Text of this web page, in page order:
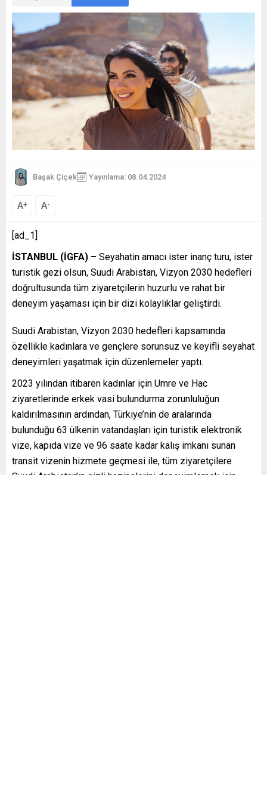
Başak Çiçek Yayınlama: 08.04.2024
A+ A-
[ad_1]
İSTANBUL (İGFA) – Seyahatin amacı ister inanç turu, ister
turistik gezi olsun, Suudi Arabistan, Vizyon 2030 hedefleri
doğrultusunda tüm ziyaretçilerin huzurlu ve rahat bir
deneyim yaşaması için bir dizi kolaylıklar geliştirdi.
Suudi Arabistan, Vizyon 2030 hedefleri kapsamında
özellikle kadınlara ve gençlere sorunsuz ve keyifli seyahat
deneyimleri yaşatmak için düzenlemeler yaptı.
2023 yılından itibaren kadınlar için Umre ve Hac
ziyaretlerinde erkek vasi bulundurma zorunluluğun
kaldırılmasının ardından, Türkiye’nin de aralarında
bulunduğu 63 ülkenin vatandaşları için turistik elektronik
vize, kapıda vize ve 96 saate kadar kalış imkanı sunan
transit vizenin hizmete geçmesi ile, tüm ziyaretçilere
Suudi Arabistan’ın gizli hazinelerini deneyimlemek için